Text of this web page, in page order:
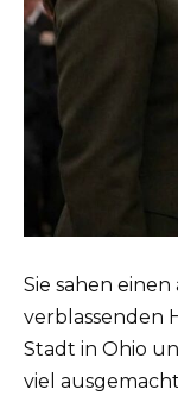
Sie sahen
verblassenden
Stadt in Ohio
viel